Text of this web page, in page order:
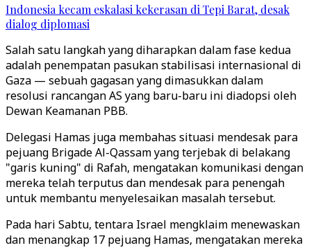
Indonesia kecam eskalasi kekerasan di Tepi Barat, desak
dialog diplomasi
Salah satu langkah yang diharapkan dalam fase kedua
adalah penempatan pasukan stabilisasi internasional di
Gaza — sebuah gagasan yang dimasukkan dalam
resolusi rancangan AS yang baru-baru ini diadopsi oleh
Dewan Keamanan PBB.
Delegasi Hamas juga membahas situasi mendesak para
pejuang Brigade Al-Qassam yang terjebak di belakang
"garis kuning" di Rafah, mengatakan komunikasi dengan
mereka telah terputus dan mendesak para penengah
untuk membantu menyelesaikan masalah tersebut.
Pada hari Sabtu, tentara Israel mengklaim menewaskan
dan menangkap 17 pejuang Hamas, mengatakan mereka